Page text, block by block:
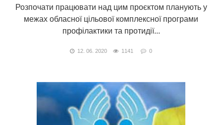
Розпочати працювати над цим проєктом планують у
межах обласної цільової комплексної програми
профілактики та протидії...
12. 06. 2020 1141 0